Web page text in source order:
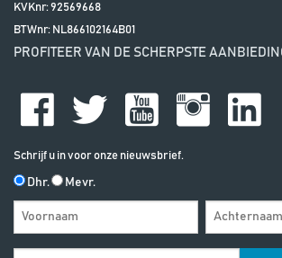
KVKnr: 92569668
BTWnr: NL866102164B01
PROFITEER VAN DE SCHERPSTE
Schrijf u in voor onze nieuwsbrief.
Dhr. Mevr.